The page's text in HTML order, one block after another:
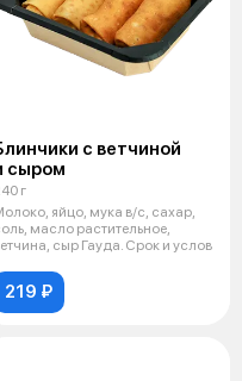
с ветчиной
сыром
г
яйцо, мука в/с, сахар,
масло растительное,
ветчина, сыр Гауда. Срок и услов
219 ₽